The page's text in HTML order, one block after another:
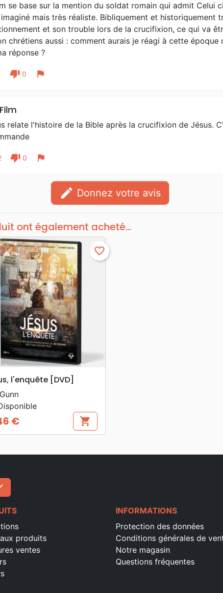
se base sur la mention du soldat romain qui admit Celui
mais très réaliste. Bibliquement et historiquement
et son trouble lors de la crucifixion, ce qui va
chrétiens aussi : comment aurais je réagi à cette époque
réponse ?
thumb_down 0 flag
relate l'histoire de la Bible après la crucifixion de Jésus.
thumb_down 0 flag
edit Donnez votre avis
ont également acheté...
searchAPERÇU RAPIDE
favorite_border
l'enquête [DVD]
€ shopping_cart
produits
ventes
INFORMATIONS
Protection des données
Conditions générales de
Notre magasin
Questions fréquentes